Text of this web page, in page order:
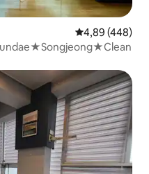
4,89 de uma
4,89 (448)